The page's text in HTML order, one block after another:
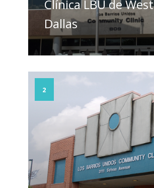
Clínica LBU de West
Dallas
2